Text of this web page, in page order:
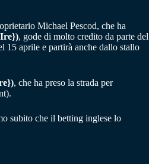
Michael Pescod, che ha
, gode di molto credito da parte del
15 aprile e partirà anche dallo stallo
, che ha preso la strada per
subito che il betting inglese lo